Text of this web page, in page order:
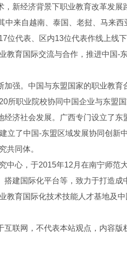
新经济背景下职业教育改革发展
中来自越南、泰国、老挝、马来
位代表、区内13位代表作线上线
教育国际交流与合作，推进中国-
强。中国与东盟国家的职业教
所职业院校协同中国企业与东盟
济社会发展。广西专门设立了
立了中国-东盟区域发展协同创新
共同体。
中心，于2015年12月在南宁师范
建国际化平台等，致力于打造
教育国际化技术技能人才基地及中
联网，不代表本站观点，内容